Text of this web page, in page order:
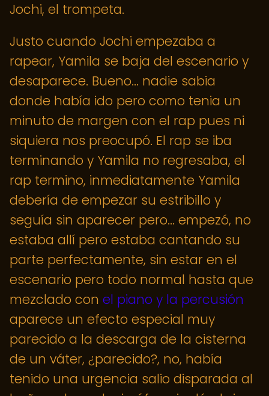
Jochi, el trompeta.
Justo cuando Jochi empezaba a
rapear, Yamila se baja del escenario y
desaparece. Bueno... nadie sabia
donde había ido pero como tenia un
minuto de margen con el rap pues ni
siquiera nos preocupó. El rap se iba
terminando y Yamila no regresaba, el
rap termino, inmediatamente Yamila
debería de empezar su estribillo y
seguía sin aparecer pero... empezó, no
estaba allí pero estaba cantando su
parte perfectamente, sin estar en el
escenario pero todo normal hasta que
mezclado con el piano y la percusión
aparece un efecto especial muy
parecido a la descarga de la cisterna
de un váter, ¿parecido?, no, había
tenido una urgencia salio disparada al